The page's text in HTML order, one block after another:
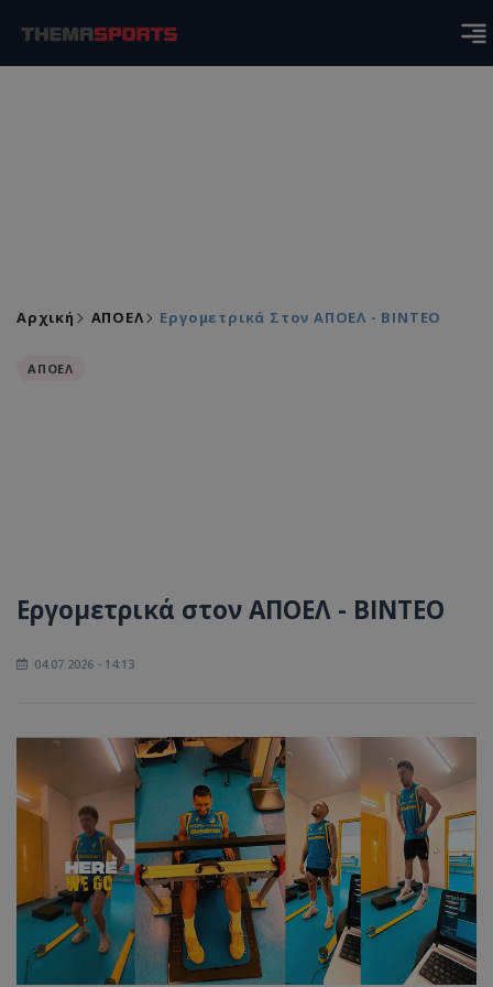
Αρχική ΑΠΟΕΛ Εργομετρικά Στον ΑΠΟΕΛ - ΒΙΝΤΕΟ
ΑΠΟΕΛ
Εργομετρικά στον ΑΠΟΕΛ - ΒΙΝΤΕΟ
04.07.2026 - 14:13